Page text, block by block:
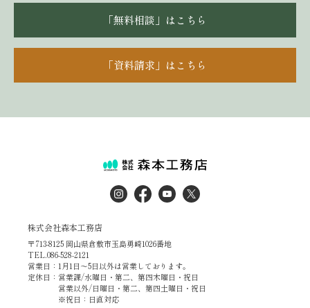
「無料相談」はこちら
「資料請求」はこちら
株式会社森本工務店
〒713-8125 岡山県倉敷市玉島勇崎1026番地
TEL.086-528-2121
営業日：1月1日～5日以外は営業しております。
定休日：営業課/水曜日・第二、第四木曜日・祝日
営業以外/日曜日・第二、第四土曜日・祝日
※祝日：日直対応